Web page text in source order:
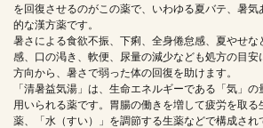
を回復させるのがこの薬で、いわゆる夏バテ、暑
的な漢方薬です。
暑さによる食欲不振、下痢、全身倦怠感、夏やせな
感、口の渇き、軟便、尿量の減少なども処方の目安
方向から、暑さで弱った体の回復を助けます。
「清暑益気湯」は、生命エネルギーである「気」
用いられる薬です。胃腸の働きを増して疲労を取る
薬、「水（すい）」を調節する生薬などで構成され